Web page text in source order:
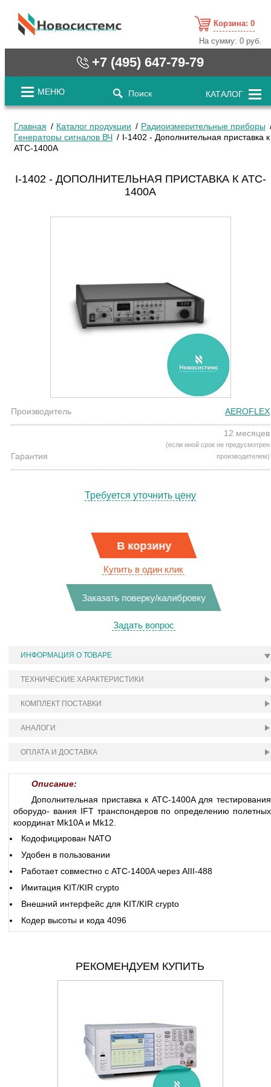
cистемные решения / www.novosystems.ru
Корзина: 0
На сумму:0 руб.
+7 (495) 647-79-79
МЕНЮ Поиск КАТАЛОГ
Главная Каталог продукции
Радиоизмерительные приборы
Генераторы сигналов ВЧ
I-1402 - Дополнительная приставка к
ATC-1400A
I-1402 - ДОПОЛНИТЕЛЬНАЯ ПРИСТАВКА К ATC-
1400A
Производитель AEROFLEX
Гарантия
12 месяцев
(если иной срок не предусмотрен
производителем)
Требуется уточнить цену
В корзину
Купить в один клик
Заказать поверку/калибровку
Задать вопрос
ИНФОРМАЦИЯ О ТОВАРЕ
ТЕХНИЧЕСКИЕ ХАРАКТЕРИСТИКИ
КОМПЛЕКТ ПОСТАВКИ
АНАЛОГИ
ОПЛАТА И ДОСТАВКА
Описание:
Дополнительная приставка к ATC-1400A для тестирования
оборудо- вания IFT транспондеров по определению полетных
координат Mk10A и Mk12.
Кодофицирован NATO
Удобен в пользовании
Работает совместно с ATC-1400A через AIII-488
Имитация KIT/KIR crypto
Внешний интерфейс для KIT/KIR crypto
Кодер высоты и кода 4096
РЕКОМЕНДУЕМ КУПИТЬ